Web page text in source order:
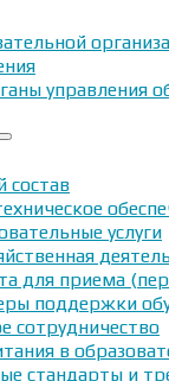
управления
состав
услуги
для приема
поддержки
сотрудничество
в
стандарты и